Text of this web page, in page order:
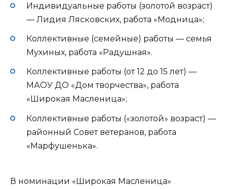
Индивидуальные работы (золотой возраст)
— Лидия Лясковских, работа «Модница»;
Коллективные (семейные) работы — семья
Мухиных, работа «Радушная».
Коллективные работы (от 12 до 15 лет) —
МАОУ ДО «Дом творчества», работа
«Широкая Масленица»;
Коллективные работы («золотой» возраст) —
районный Совет ветеранов, работа
«Марфушенька».
В номинации «Широкая Масленица»